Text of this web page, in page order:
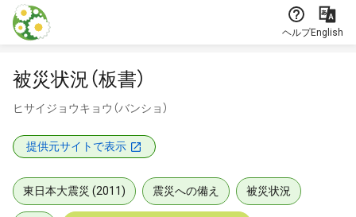
本文に飛ぶ
ヘルプEnglish
被災状況（板書）
ヒサイジョウキョウ（バンショ）
提供元サイトで表示
東日本大震災 (2011) 震災への備え 被災状況